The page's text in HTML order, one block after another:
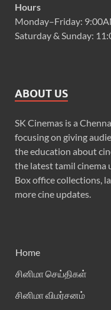
Hours
Monday–Friday:
Saturday & Sunday:
ABOUT US
SK Cinemas is a
focusing on giving
the education about
the latest tamil cinema
Box office collections,
more cine updates.
Home
சினிமா செய்திகள்
சினிமா விமர்சனம்